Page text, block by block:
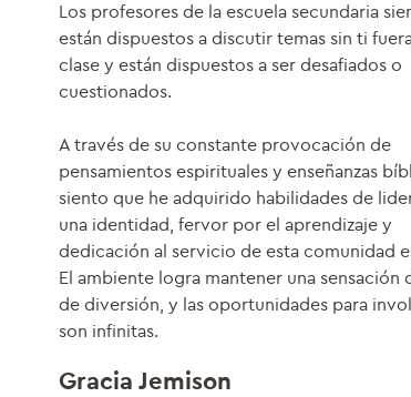
Los profesores de la escuela secundaria
están dispuestos a discutir temas sin ti
clase y están dispuestos a ser desafiados o
cuestionados.
A través de su constante provocación de
pensamientos espirituales y enseñanzas
siento que he adquirido habilidades de
una identidad, fervor por el aprendizaje y
dedicación al servicio de esta comunidad
El ambiente logra mantener una sensación
de diversión, y las oportunidades para
son infinitas.
Gracia Jemison